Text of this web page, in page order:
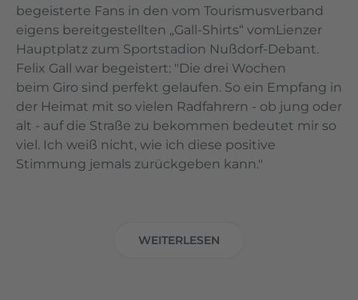
begeisterte Fans in den vom Tourismusverband
eigens bereitgestellten „Gall-Shirts“ vomLienzer
Hauptplatz zum Sportstadion Nußdorf-Debant.
Felix Gall war begeistert: "Die drei Wochen
beim Giro sind perfekt gelaufen. So ein Empfang in
der Heimat mit so vielen Radfahrern - ob jung oder
alt - auf die Straße zu bekommen bedeutet mir so
viel. Ich weiß nicht, wie ich diese positive
Stimmung jemals zurückgeben kann."
WEITERLESEN